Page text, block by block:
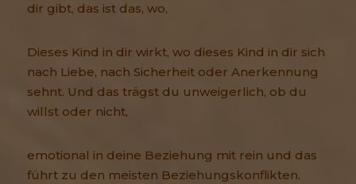
dir gibt, das ist das, wo,
Dieses Kind in dir wirkt, wo dieses Kind in dir sich
nach Liebe, nach Sicherheit oder Anerkennung
sehnt. Und das trägst du unweigerlich, ob du
willst oder nicht,
emotional in deine Beziehung mit rein und das
führt zu den meisten Beziehungskonflikten.